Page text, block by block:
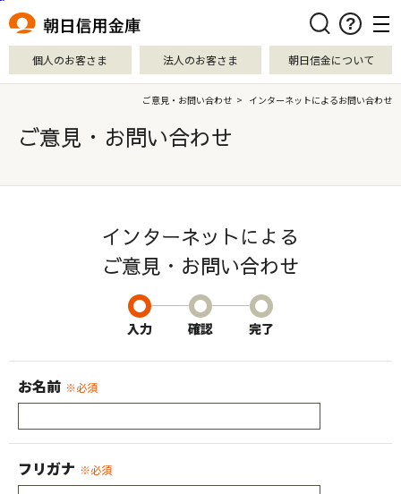
検索
個人のお客さま 法人のお客さま 朝日信金について
ご意見・お問い合わせ > インターネットによるお問い合わせ
ご意見・お問い合わせ
インターネットによる
ご意見・お問い合わせ
入力 確認 完了
お名前 ※必須
フリガナ ※必須